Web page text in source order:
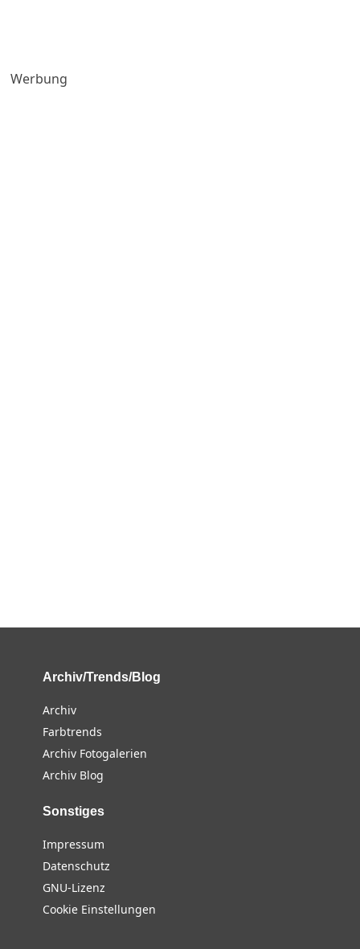
Werbung
Archiv/Trends/Blog
Archiv
Farbtrends
Archiv Fotogalerien
Archiv Blog
Sonstiges
Impressum
Datenschutz
GNU-Lizenz
Cookie Einstellungen